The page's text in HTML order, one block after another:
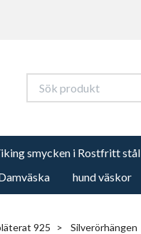
smycken i Rostfritt stål
hund väskor
925 Silverörhängen